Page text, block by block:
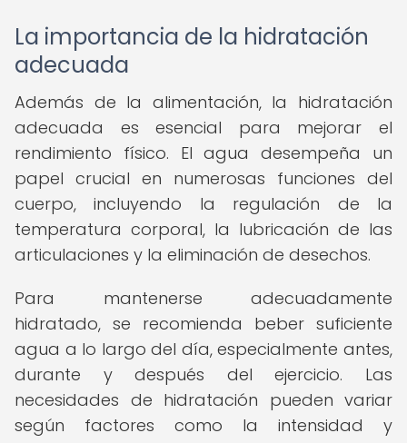
La importancia de la hidratación
adecuada
Además de la alimentación, la hidratación
adecuada es esencial para mejorar el
rendimiento físico. El agua desempeña un
papel crucial en numerosas funciones del
cuerpo, incluyendo la regulación de la
temperatura corporal, la lubricación de las
articulaciones y la eliminación de desechos.
Para mantenerse adecuadamente
hidratado, se recomienda beber suficiente
agua a lo largo del día, especialmente antes,
durante y después del ejercicio. Las
necesidades de hidratación pueden variar
según factores como la intensidad y